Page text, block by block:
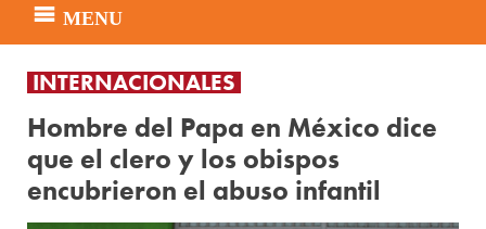
MENU
INTERNACIONALES
Hombre del Papa en México dice
que el clero y los obispos
encubrieron el abuso infantil